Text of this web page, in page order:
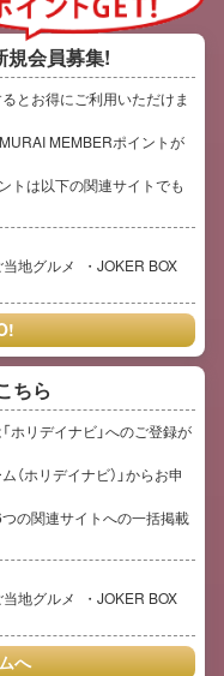
規会員募集!
とお得にご利用いただけま
MEMBERポイントが
トは以下の関連サイトでも
当地グルメ
JOKER BOX
ちら
ホリデイナビ」へのご登録が
（ホリデイナビ）」からお申
の関連サイトへの一括掲載
当地グルメ
JOKER BOX
へ